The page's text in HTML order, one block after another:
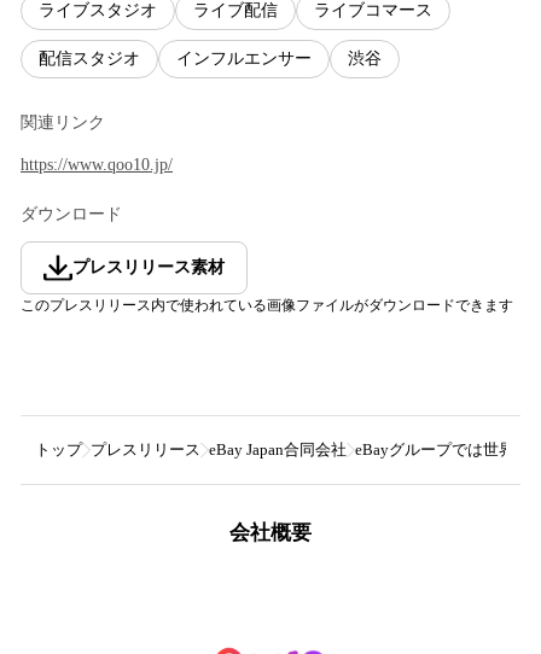
ライブスタジオ ライブ配信 ライブコマース
配信スタジオ インフルエンサー 渋谷
関連リンク
https://www.qoo10.jp/
ダウンロード
プレスリリース素材
このプレスリリース内で使われている画像ファイルがダウンロードできます
トップ プレスリリース eBay Japan合同会社 eBayグループでは世界初
会社概要